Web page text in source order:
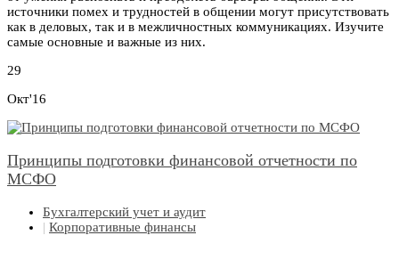
источники помех и трудностей в общении могут присутствовать
как в деловых, так и в межличностных коммуникациях. Изучите
самые основные и важные из них.
29
Окт'16
Принципы подготовки финансовой отчетности по
МСФО
Бухгалтерский учет и аудит
| Корпоративные финансы